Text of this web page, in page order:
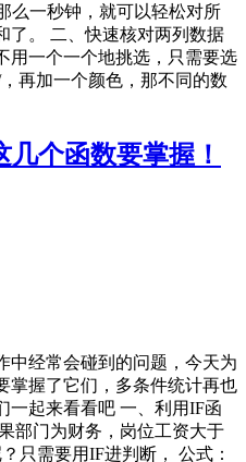
么一秒钟，就可以轻松对所
了。 二、快速核对两列数据
用一个一个地挑选，只需要选
再加一个颜色，那不同的数
个函数要掌握！
中经常会碰到的问题，今天为
掌握了它们，多条件统计再也
一起来看看吧 一、利用IF函
部门为财务，岗位工资大于
只需要用IF进判断， 公式：